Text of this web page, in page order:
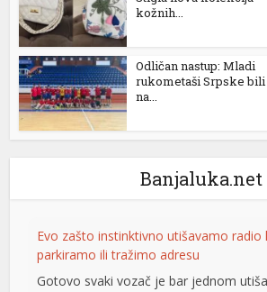
kožnih...
Odličan nastup: Mladi
rukometaši Srpske bili
na...
Banjaluka.net
Evo zašto instinktivno utišavamo radio
parkiramo ili tražimo adresu
Gotovo svaki vozač je bar jednom